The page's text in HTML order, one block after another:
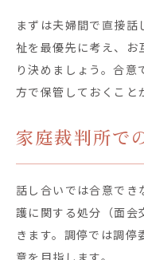
まずは夫婦間で直接
祉を最優先に考え、お
り決めましょう。合
方で保管しておくこと
家庭裁判所で
話し合いでは合意でき
護に関する処分（面会
きます。調停では調停
意を目指します。